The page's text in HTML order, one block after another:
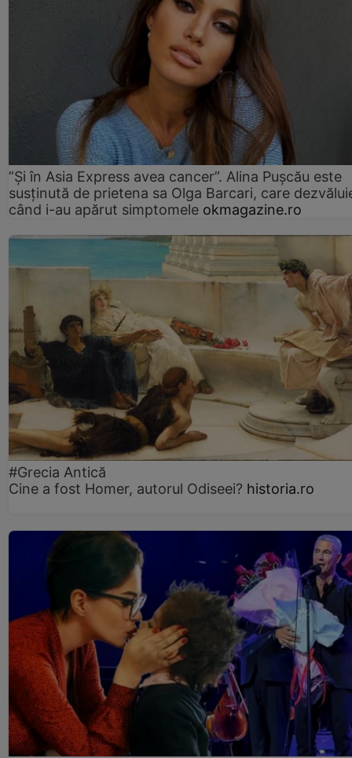
”Și în Asia Express avea cancer”. Alina Pușcău este
susținută de prietena sa Olga Barcari, care
când i-au apărut simptomele okmagazine.ro
#Grecia Antică
Cine a fost Homer, autorul Odiseei? historia.ro